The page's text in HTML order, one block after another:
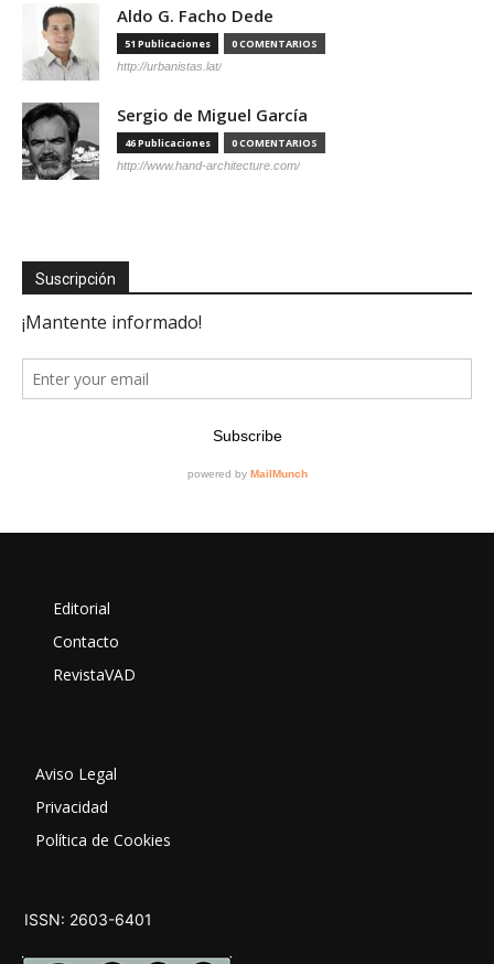
Aldo G. Facho Dede
51 Publicaciones 0 COMENTARIOS
http://urbanistas.lat/
Sergio de Miguel García
46 Publicaciones 0 COMENTARIOS
http://www.hand-architecture.com/
Suscripción
Editorial
Contacto
RevistaVAD
Aviso Legal
Privacidad
Política de Cookies
ISSN: 2603-6401